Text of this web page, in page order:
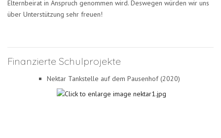
Elternbeirat in Anspruch genommen wird. Deswegen würden wir uns
über Unterstützung sehr freuen!
Finanzierte Schulprojekte
Nektar Tankstelle auf dem Pausenhof (2020)